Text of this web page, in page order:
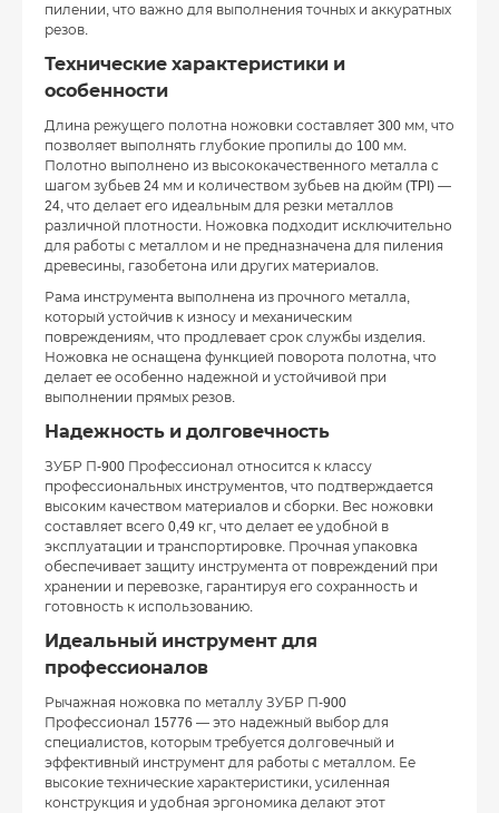
пилении, что важно для выполнения точных и аккуратных
резов.
Технические характеристики и
особенности
Длина режущего полотна ножовки составляет 300 мм, что
позволяет выполнять глубокие пропилы до 100 мм.
Полотно выполнено из высококачественного металла с
шагом зубьев 24 мм и количеством зубьев на дюйм (TPI) —
24, что делает его идеальным для резки металлов
различной плотности. Ножовка подходит исключительно
для работы с металлом и не предназначена для пиления
древесины, газобетона или других материалов.
Рама инструмента выполнена из прочного металла,
который устойчив к износу и механическим
повреждениям, что продлевает срок службы изделия.
Ножовка не оснащена функцией поворота полотна, что
делает ее особенно надежной и устойчивой при
выполнении прямых резов.
Надежность и долговечность
ЗУБР П-900 Профессионал относится к классу
профессиональных инструментов, что подтверждается
высоким качеством материалов и сборки. Вес ножовки
составляет всего 0,49 кг, что делает ее удобной в
эксплуатации и транспортировке. Прочная упаковка
обеспечивает защиту инструмента от повреждений при
хранении и перевозке, гарантируя его сохранность и
готовность к использованию.
Идеальный инструмент для
профессионалов
Рычажная ножовка по металлу ЗУБР П-900
Профессионал 15776 — это надежный выбор для
специалистов, которым требуется долговечный и
эффективный инструмент для работы с металлом. Ее
высокие технические характеристики, усиленная
конструкция и удобная эргономика делают этот